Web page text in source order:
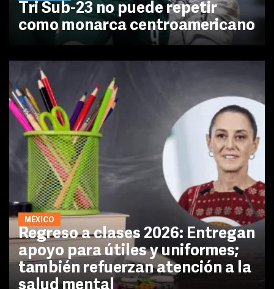
Tri Sub-23 no puede repetir
como monarca centroamericano
MÉXICO
Regreso a clases 2026: Entregan
apoyo para útiles y uniformes;
también refuerzan atención a la
salud mental